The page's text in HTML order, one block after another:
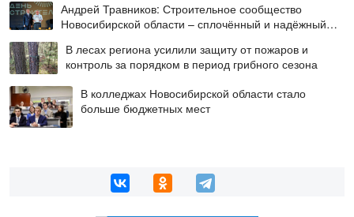
Андрей Травников: Строительное сообщество
Новосибирской области – сплочённый и надёжный
В лесах региона усилили защиту от пожаров и
контроль за порядком в период грибного сезона
В колледжах Новосибирской области стало
больше бюджетных мест